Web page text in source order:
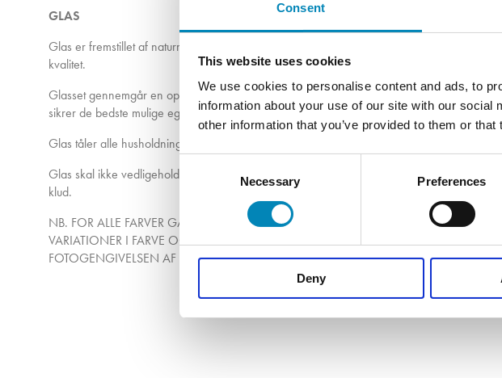
Consent
This website uses cookies
We use cookies to personalise content and ads, to
information about your use of our site with our
other information that you’ve provided to them or
Selection
Necessary Preferences
Deny
GLAS
Glas er fremstillet af naturmaterialet kvarts. Glasset er jernfri og af den reneste og bedste
kvalitet.
Glasset gennemgår en opvarmning og en hærdende afkøling, samt følgende
sikrer de bedste mulige egenskaber.
Glas tåler alle husholdningsrengøringsmidler og lette afkalkningsmidler.
Glas skal ikke vedligeholdes! Til dagligt anbefaler vi, at bruge lidt glasrens og poler med en
klud.
NB. FOR ALLE FARVER GÆLDER DET, AT DER I DET FÆRDIGE PRDUKT KAN
VARIATIONER I FARVE OG STRUKTUR. DER TAGES FORBEHOLD FOR AFVIGELSER I
FOTOGENGIVELSEN AF DE VISTE FARVER.